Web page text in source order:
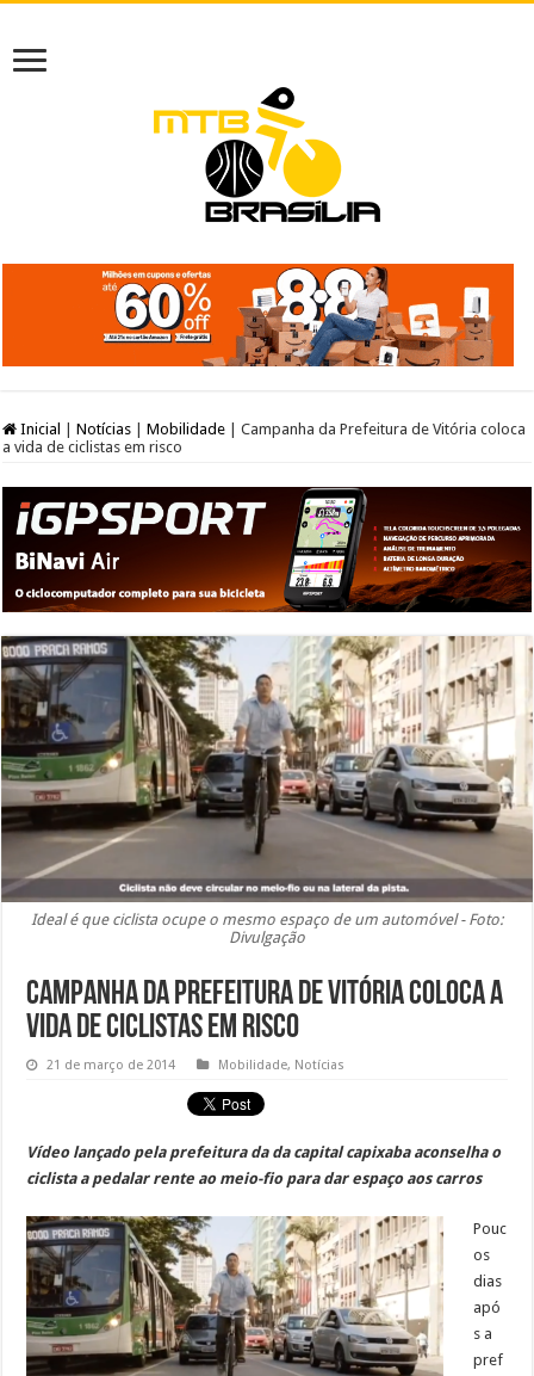
Inicial Notícias Mobilidade
Campanha da Prefeitura de Vitória coloca
a vida de ciclistas em risco
Ideal é que ciclista ocupe o mesmo espaço de um automóvel - Foto:
Divulgação
Campanha da Prefeitura de Vitória coloca a
vida de ciclistas em risco
21 de março de 2014 Mobilidade, Notícias
Vídeo lançado pela prefeitura da da capital capixaba aconselha o
ciclista a pedalar rente ao meio-fio para dar espaço aos carros
Pouc
os
dias
apó
s a
pref